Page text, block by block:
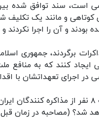
کوتاهی و مانند یک تکلیف
و آن را اجرا نکردند
برگردند، جمهوری
کنند که به منافع
در اجرای تعهداتشان با
العالم: در آخرین توافق آمده است که ۸
شد؟ (مصاحبه در زمان